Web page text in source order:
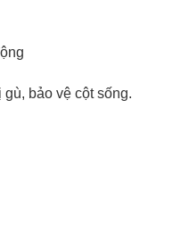
bảo vệ cột sống.